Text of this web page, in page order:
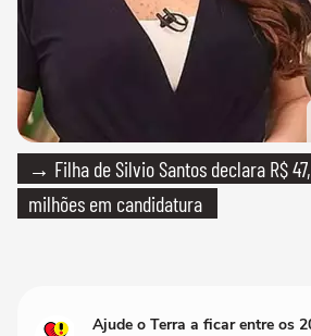
→ Filha de Silvio Santos declara R$
milhões em candidatura
Ajude o Terra a ficar entre os